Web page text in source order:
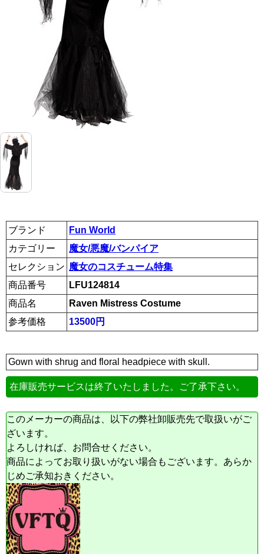
ブランド
Fun World
カテゴリー
魔女/悪魔/バンパイア
セレクション 魔女のコスチューム特集
商品番号
LFU124814
商品名
Raven Mistress Costume
参考価格
13500円
Gown with shrug and floral headpiece with skull.
在庫販売サービスは終了いたしました。ご了承下さい。
このメーカーの商品は、以下の弊社卸販売先で取扱いがご
ざいます。
よろしければ、お問合せください。
商品によってお取り扱いがない場合もございます。あらか
じめご承知おきください。